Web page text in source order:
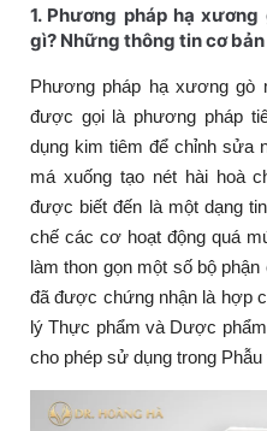
1. Phương pháp hạ
gì? Những thông tin cơ bản
Phương pháp hạ xương gò
được gọi là phương pháp
dụng kim tiêm để chỉnh sửa
má xuống tạo nét hài hoà
được biết đến là một dạng
chế các cơ hoạt động quá
làm thon gọn một số bộ
đã được chứng nhận là hợp
lý Thực phẩm và Dược
cho phép sử dụng trong Phẫu